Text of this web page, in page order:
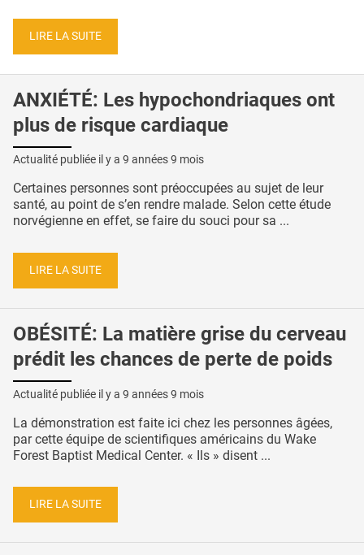
LIRE LA SUITE
ANXIÉTÉ: Les hypochondriaques ont
plus de risque cardiaque
Actualité publiée il y a 9 années 9 mois
Certaines personnes sont préoccupées au sujet de leur
santé, au point de s’en rendre malade. Selon cette étude
norvégienne en effet, se faire du souci pour sa ...
LIRE LA SUITE
OBÉSITÉ: La matière grise du cerveau
prédit les chances de perte de poids
Actualité publiée il y a 9 années 9 mois
La démonstration est faite ici chez les personnes âgées,
par cette équipe de scientifiques américains du Wake
Forest Baptist Medical Center. « Ils » disent ...
LIRE LA SUITE